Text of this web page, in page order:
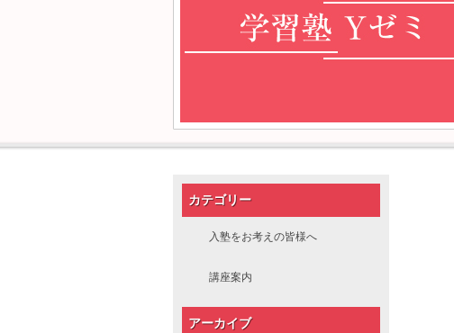
カテゴリー
入塾をお考えの皆様へ
講座案内
アーカイブ